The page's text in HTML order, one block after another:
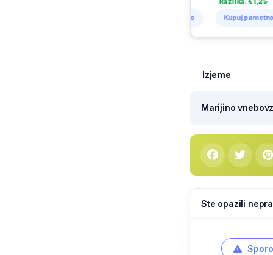
Kupuj pametno
Izjeme
Marijino
Ste opazili